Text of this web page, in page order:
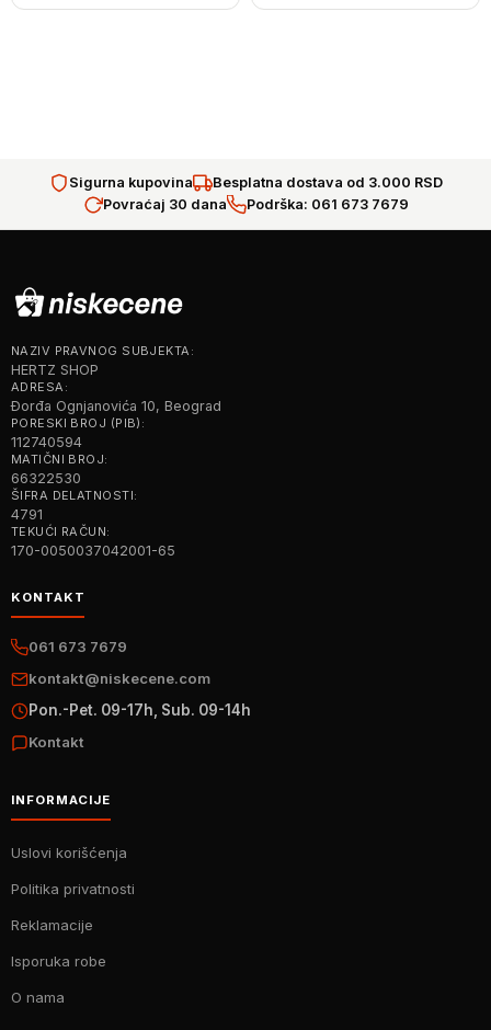
Sigurna kupovina
Besplatna dostava od 3.000 RSD
Povraćaj 30 dana
Podrška: 061 673 7679
NAZIV PRAVNOG SUBJEKTA:
HERTZ SHOP
ADRESA:
Đorđa Ognjanovića 10, Beograd
PORESKI BROJ (PIB):
112740594
MATIČNI BROJ:
66322530
ŠIFRA DELATNOSTI:
4791
TEKUĆI RAČUN:
170-0050037042001-65
KONTAKT
061 673 7679
kontakt@niskecene.com
Pon.-Pet. 09-17h, Sub. 09-14h
Kontakt
INFORMACIJE
Uslovi korišćenja
Politika privatnosti
Reklamacije
Isporuka robe
O nama